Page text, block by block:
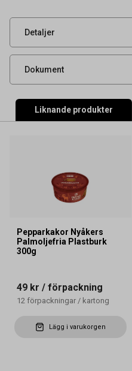
Detaljer
UNSPSC
Dokument
Livsmedelsdatablad
Liknande produkter
Pepparkakor Nyåkers
Palmoljefria Plastburk
300g
49 kr / förpackning
12 förpackningar / kartong
Lägg i varukorgen